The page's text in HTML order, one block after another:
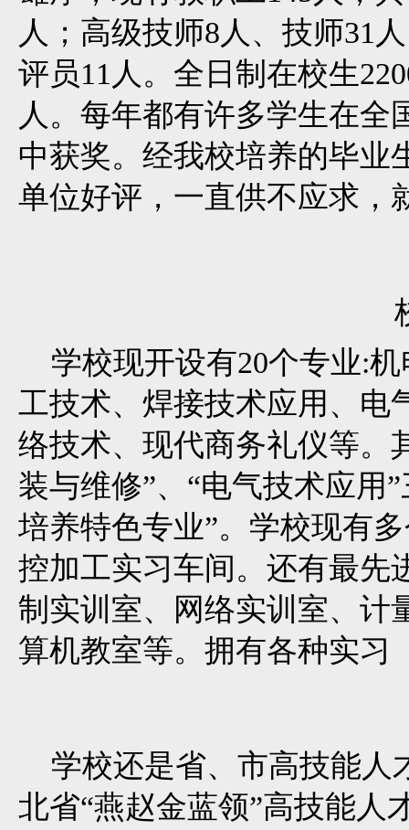
人；高级技师8人、技师31
评员11人。全日制在校生
人。每年都有许多学生在全
中获奖。经我校培养的毕业
单位好评，一直供不应求，
学校现开设有20个专业:机
工技术、焊接技术应用、电
络技术、现代商务礼仪等。
装与维修”、“电气技术应用
培养特色专业”。学校现有
控加工实习车间。还有最先
制实训室、网络实训室、计
算机教室等。拥有各种实习
学校还是省、市高技能人
北省“燕赵金蓝领”高技能人